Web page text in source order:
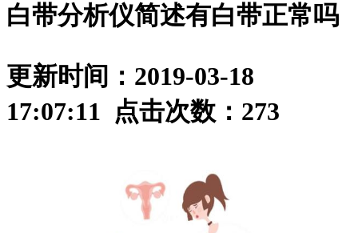
白带分析仪简述有白带正常吗
更新时间：2019-03-18
17:07:11 点击次数： 273